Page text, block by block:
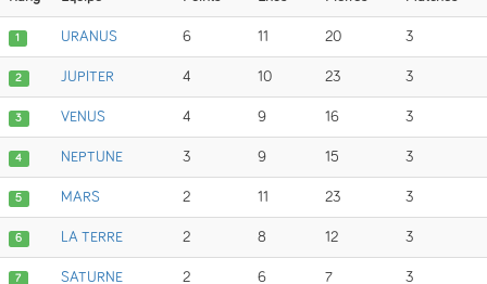
1 URANUS 6 11 20 3
2 JUPITER 4 10 23 3
3 VENUS 4 9 16 3
4 NEPTUNE 3 9 15 3
5 MARS 2 11 23 3
6 LA TERRE 2 8 12 3
7 SATURNE 2 6 7 3